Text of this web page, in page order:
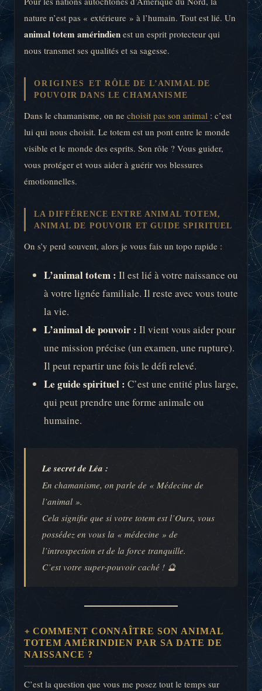
nature n’est pas « extérieure » à l’humain. Tout est lié. Un
animal totem amérindien est un esprit protecteur qui
nous transmet ses qualités et sa sagesse.
ORIGINES ET RÔLE DE L’ANIMAL DE
POUVOIR DANS LE CHAMANISME
Dans le chamanisme, on ne choisit pas son animal : c’est
lui qui nous choisit. Le totem est un pont entre le monde
visible et le monde des esprits. Son rôle ? Vous guider,
vous protéger et vous aider à guérir vos blessures
émotionnelles.
LA DIFFÉRENCE ENTRE ANIMAL TOTEM,
ANIMAL DE POUVOIR ET GUIDE SPIRITUEL
On s’y perd souvent, alors je vous fais un topo rapide :
L’animal totem : Il est lié à votre naissance ou
à votre lignée familiale. Il reste avec vous toute
la vie.
L’animal de pouvoir : Il vient vous aider pour
une mission précise (un examen, une rupture).
Il peut repartir une fois le défi relevé.
Le guide spirituel : C’est une entité plus large,
qui peut prendre une forme animale ou
humaine.
Le secret de Léa :
En chamanisme, on parle de « Médecine de
l’animal ».
Cela signifie que si votre totem est l’Ours, vous
possédez en vous la « médecine » de
l’introspection et de la force tranquille.
C’est votre super-pouvoir caché ! 🔮
COMMENT CONNAÎTRE SON ANIMAL
TOTEM AMÉRINDIEN PAR SA DATE DE
NAISSANCE ?
C’est la question que vous me posez tout le temps sur